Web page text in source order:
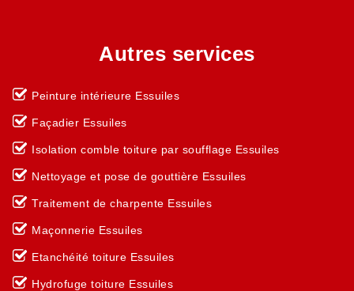
Autres services
Peinture intérieure Essuiles
Façadier Essuiles
Isolation comble toiture par soufflage Essuiles
Nettoyage et pose de gouttière Essuiles
Traitement de charpente Essuiles
Maçonnerie Essuiles
Etanchéité toiture Essuiles
Hydrofuge toiture Essuiles